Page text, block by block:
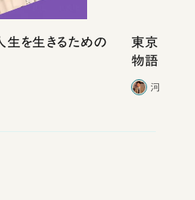
生を生きるための
東京は都
物語」に
河野有